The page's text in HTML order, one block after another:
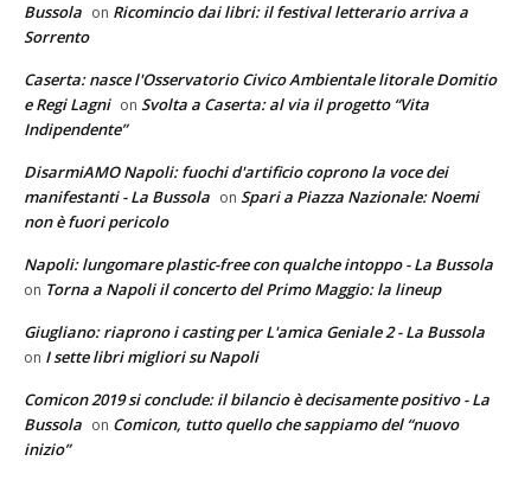
Bussola on Ricomincio dai libri: il festival letterario arriva a
Sorrento
Caserta: nasce l'Osservatorio Civico Ambientale litorale Domitio
e Regi Lagni on Svolta a Caserta: al via il progetto “Vita
Indipendente”
DisarmiAMO Napoli: fuochi d'artificio coprono la voce dei
manifestanti - La Bussola on Spari a Piazza Nazionale: Noemi
non è fuori pericolo
Napoli: lungomare plastic-free con qualche intoppo - La Bussola
on Torna a Napoli il concerto del Primo Maggio: la lineup
Giugliano: riaprono i casting per L'amica Geniale 2 - La Bussola
on I sette libri migliori su Napoli
Comicon 2019 si conclude: il bilancio è decisamente positivo - La
Bussola on Comicon, tutto quello che sappiamo del “nuovo
inizio”